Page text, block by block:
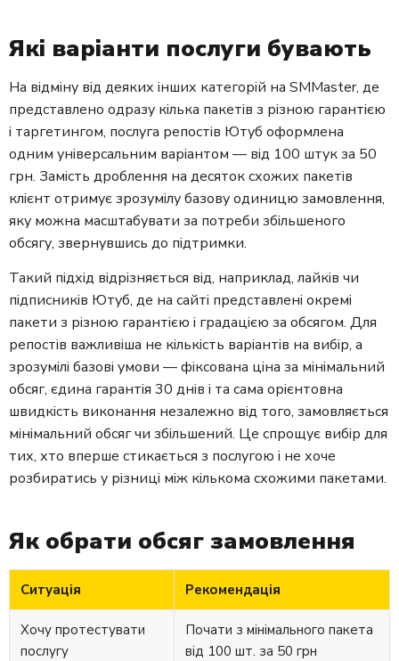
Які варіанти послуги бувають
На відміну від деяких інших категорій на SMMaster, де
представлено одразу кілька пакетів з різною гарантією
і таргетингом, послуга репостів Ютуб оформлена
одним універсальним варіантом — від 100 штук за 50
грн. Замість дроблення на десяток схожих пакетів
клієнт отримує зрозумілу базову одиницю замовлення,
яку можна масштабувати за потреби збільшеного
обсягу, звернувшись до підтримки.
Такий підхід відрізняється від, наприклад, лайків чи
підписників Ютуб, де на сайті представлені окремі
пакети з різною гарантією і градацією за обсягом. Для
репостів важливіша не кількість варіантів на вибір, а
зрозумілі базові умови — фіксована ціна за мінімальний
обсяг, єдина гарантія 30 днів і та сама орієнтовна
швидкість виконання незалежно від того, замовляється
мінімальний обсяг чи збільшений. Це спрощує вибір для
тих, хто вперше стикається з послугою і не хоче
розбиратись у різниці між кількома схожими пакетами.
Як обрати обсяг замовлення
Ситуація Рекомендація
Хочу протестувати
послугу
Почати з мінімального пакета
від 100 шт. за 50 грн